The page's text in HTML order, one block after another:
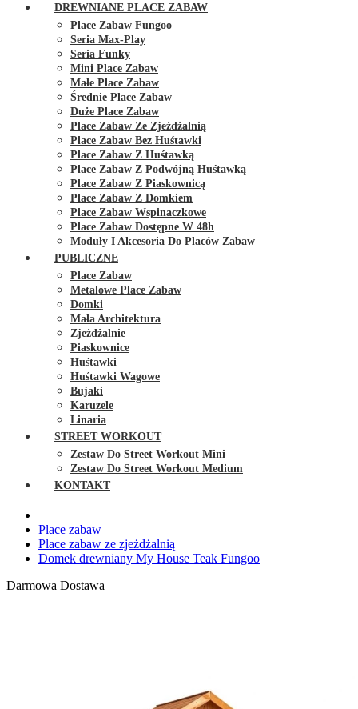
DREWNIANE PLACE ZABAW
Place Zabaw Fungoo
Seria Max-Play
Seria Funky
Mini Place Zabaw
Małe Place Zabaw
Średnie Place Zabaw
Duże Place Zabaw
Place Zabaw Ze Zjeżdżalnią
Place Zabaw Bez Huśtawki
Place Zabaw Z Huśtawką
Place Zabaw Z Podwójną Huśtawką
Place Zabaw Z Piaskownicą
Place Zabaw Z Domkiem
Place Zabaw Wspinaczkowe
Place Zabaw Dostępne W 48h
Moduły I Akcesoria Do Placów Zabaw
PUBLICZNE
Place Zabaw
Metalowe Place Zabaw
Domki
Mała Architektura
Zjeżdżalnie
Piaskownice
Huśtawki
Huśtawki Wagowe
Bujaki
Karuzele
Linaria
STREET WORKOUT
Zestaw Do Street Workout Mini
Zestaw Do Street Workout Medium
KONTAKT
Place zabaw
Place zabaw ze zjeżdżalnią
Domek drewniany My House Teak Fungoo
Darmowa Dostawa